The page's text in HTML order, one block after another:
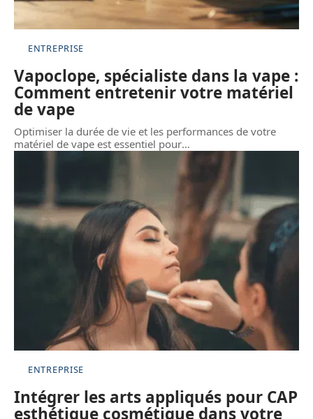
ENTREPRISE
Vapoclope, spécialiste dans la vape :
Comment entretenir votre matériel
de vape
Optimiser la durée de vie et les performances de votre
matériel de vape est essentiel pour…
ENTREPRISE
Intégrer les arts appliqués pour CAP
esthétique cosmétique dans votre